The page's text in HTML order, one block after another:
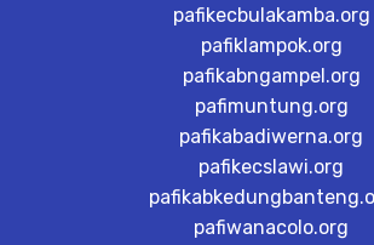
pafikecbulakamba.org
pafiklampok.org
pafikabngampel.org
pafimuntung.org
pafikabadiwerna.org
pafikecslawi.org
pafiwanacolo.org